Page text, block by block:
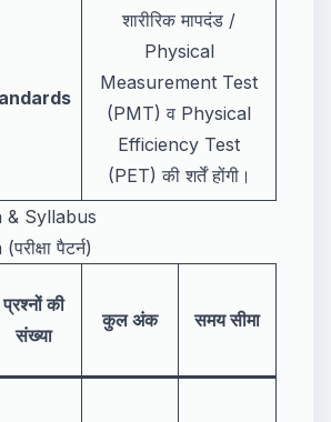
शारीरिक मापदंड /
Physical
Measurement Test
(PMT) व Physical
Efficiency Test
(PET) की शर्तें होंगी।
& Syllabus
पैटर्न)
प्रश्नों की
संख्या
कुल अंक समय सीमा